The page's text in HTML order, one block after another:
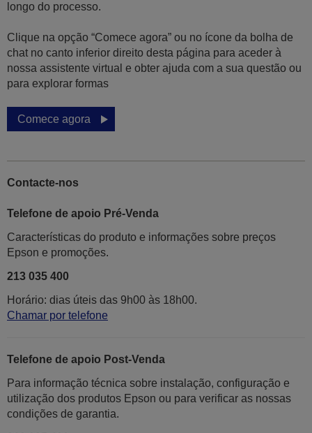
longo do processo.
Clique na opção “Comece agora” ou no ícone da bolha de
chat no canto inferior direito desta página para aceder à
nossa assistente virtual e obter ajuda com a sua questão ou
para explorar formas
Comece agora
Contacte-nos
Telefone de apoio Pré-Venda
Características do produto e informações sobre preços
Epson e promoções.
213 035 400
Horário: dias úteis das 9h00 às 18h00.
Chamar por telefone
Telefone de apoio Post-Venda
Para informação técnica sobre instalação, configuração e
utilização dos produtos Epson ou para verificar as nossas
condições de garantia.